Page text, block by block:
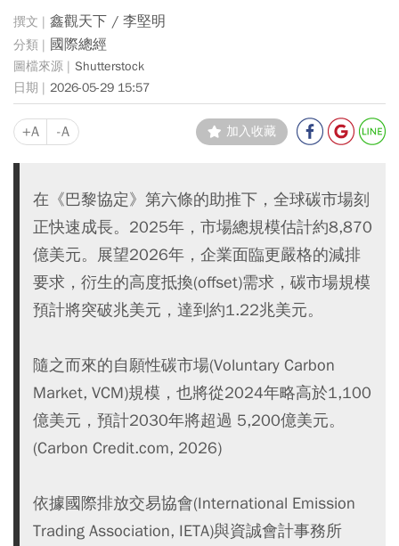
鑫觀天下 / 李堅明
國際總經
Shutterstock
2026-05-29 15:57
+A -A 加入收藏
在《巴黎協定》第六條的助推下，全球碳市場刻
正快速成長。2025年，市場總規模估計約8,870
億美元。展望2026年，企業面臨更嚴格的減排
要求，衍生的高度抵換(offset)需求，碳市場規模
預計將突破兆美元，達到約1.22兆美元。
隨之而來的自願性碳市場(Voluntary Carbon
Market, VCM)規模，也將從2024年略高於1,100
億美元，預計2030年將超過 5,200億美元。
(Carbon Credit.com, 2026)
依據國際排放交易協會(International Emission
Trading Association, IETA)與資誠會計事務所